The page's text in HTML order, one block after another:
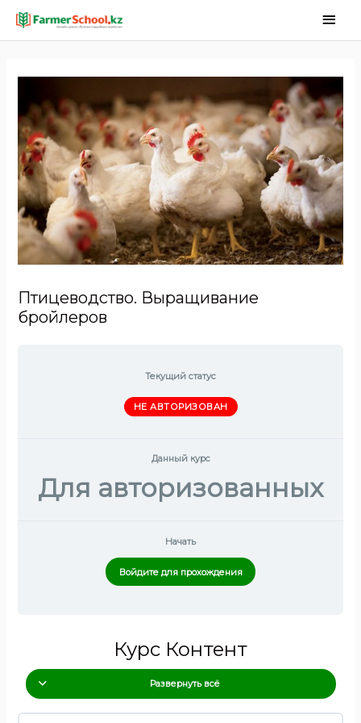
Птицеводство. Выращивание
бройлеров
Текущий статус
НЕ АВТОРИЗОВАН
Данный курс
Для авторизованных
Начать
Войдите для прохождения
Курс Контент
Развернуть всё